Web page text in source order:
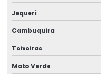
Jequeri
Cambuquira
Teixeiras
Mato Verde